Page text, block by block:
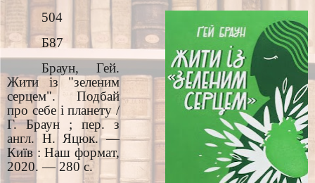
504
Б87
Браун, Гей.
Жити із "зеленим
серцем". Подбай
про себе і планету /
Г. Браун ; пер. з
англ. Н. Яцюк. —
Київ : Наш формат,
2020. — 280 с.